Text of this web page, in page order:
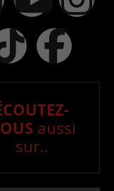
aussi
sur..